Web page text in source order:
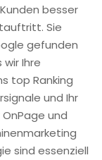
besser
Sie
gefunden
Ihre
top Ranking
und Ihr
und
sind essenziell